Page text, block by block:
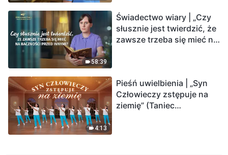
58:39
Świadectwo wiary | „Czy
słusznie jest twierdzić, że
zawsze trzeba się mieć na
4:13
Pieśń uwielbienia | „Syn
Człowieczy zstępuje na
ziemię” (Taniec